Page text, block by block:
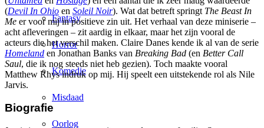
Fantasy
Horror
Komedie
Misdaad
Oorlog
(Devil In Ohio en Soleil Noir). Wat dat betreft springt The Beast In
Me er voor mij in positieve zin uit. Het verhaal van deze miniserie –
acht afleveringen – zit aardig in elkaar, maar het zijn vooral de
acteurs die het verschil maken. Claire Danes kende ik al van de serie
Homeland en Jonathan Banks van Breaking Bad (en Better Call
Saul, die ik nog steeds niet heb gezien). Toch maakte vooral
Matthew Rhys indruk op mij. Hij speelt een uitstekende rol als Nile
Jarvis.
Biografie